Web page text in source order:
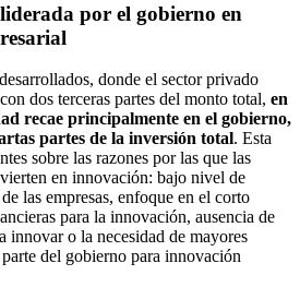
por el gobierno en
donde el sector privado
dos terceras partes del monto total, en
recae principalmente en el gobierno,
partes de la inversión total. Esta
sobre las razones por las que las
en innovación: bajo nivel de
las empresas, enfoque en el corto
para la innovación, ausencia de
innovar o la necesidad de mayores
del gobierno para innovación